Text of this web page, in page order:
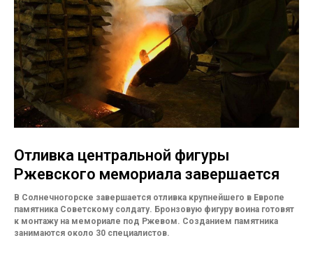
Отливка центральной фигуры
Ржевского мемориала завершается
В Солнечногорске завершается отливка крупнейшего в Европе
памятника Советскому солдату. Бронзовую фигуру воина готовят
к монтажу на мемориале под Ржевом. Созданием памятника
занимаются около 30 специалистов.